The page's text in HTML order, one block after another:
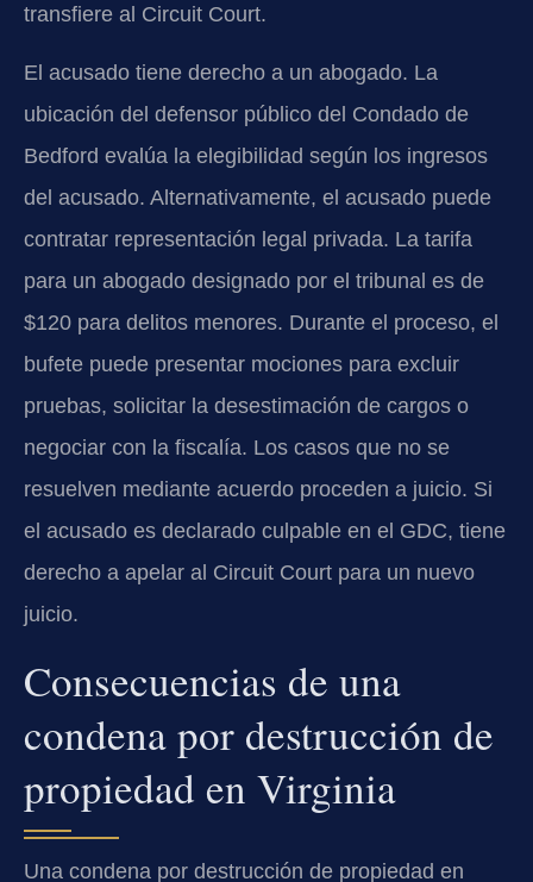
transfiere al Circuit Court.
El acusado tiene derecho a un abogado. La
ubicación del defensor público del Condado de
Bedford evalúa la elegibilidad según los ingresos
del acusado. Alternativamente, el acusado puede
contratar representación legal privada. La tarifa
para un abogado designado por el tribunal es de
$120 para delitos menores. Durante el proceso, el
bufete puede presentar mociones para excluir
pruebas, solicitar la desestimación de cargos o
negociar con la fiscalía. Los casos que no se
resuelven mediante acuerdo proceden a juicio. Si
el acusado es declarado culpable en el GDC, tiene
derecho a apelar al Circuit Court para un nuevo
juicio.
Consecuencias de una
condena por destrucción de
propiedad en Virginia
Una condena por destrucción de propiedad en